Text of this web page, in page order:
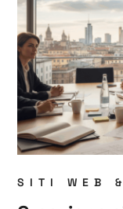
SITI WEB